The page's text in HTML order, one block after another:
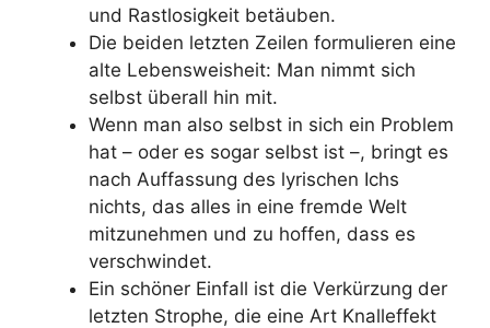
und Rastlosigkeit betäuben.
Die beiden letzten Zeilen formulieren eine
alte Lebensweisheit: Man nimmt sich
selbst überall hin mit.
Wenn man also selbst in sich ein Problem
hat – oder es sogar selbst ist –, bringt es
nach Auffassung des lyrischen Ichs
nichts, das alles in eine fremde Welt
mitzunehmen und zu hoffen, dass es
verschwindet.
Ein schöner Einfall ist die Verkürzung der
letzten Strophe, die eine Art Knalleffekt